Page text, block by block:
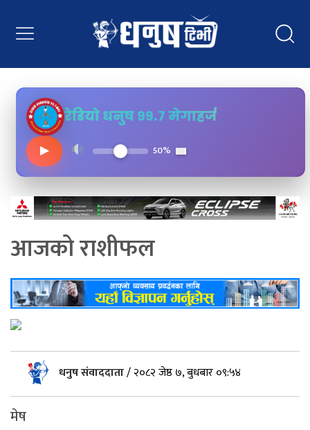
रेडियो धनुष ९९.७ मेगाहर्ज
▶
50%
आजको राशीफल
धनुष संवाददाता/२०८२ जेष्ठ ७, बुधबार ०९:५४
मेष